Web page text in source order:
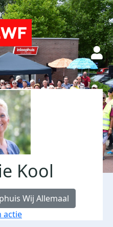
Kool
Wij Allemaal
actie